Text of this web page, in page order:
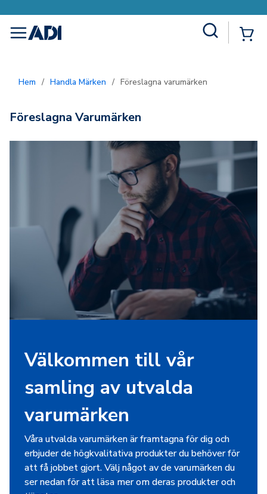
menu
Hem / Handla Märken / Föreslagna varumärken
Föreslagna Varumärken
Välkommen till vår
samling av utvalda
varumärken
Våra utvalda varumärken är framtagna för dig och
erbjuder de högkvalitativa produkter du behöver för
att få jobbet gjort. Välj något av de varumärken du
ser nedan för att läsa mer om deras produkter och